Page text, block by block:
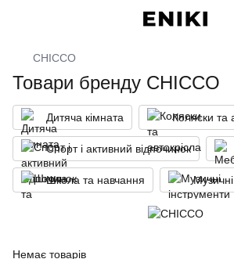
CHICCO
Товари бренду CHICCO
Дитяча кімната Коляски та
Спорт і активний відпочинок
Школа та навчання
Немає товарів